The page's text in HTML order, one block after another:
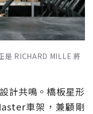
RICHARD MILLE 將
計共鳴。橋板星形
車架，兼顧剛